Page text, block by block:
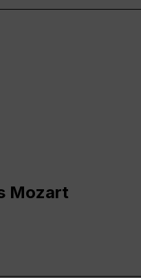
Mozart